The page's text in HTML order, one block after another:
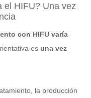
el HIFU? Una vez
con HIFU varía
es una vez
la producción